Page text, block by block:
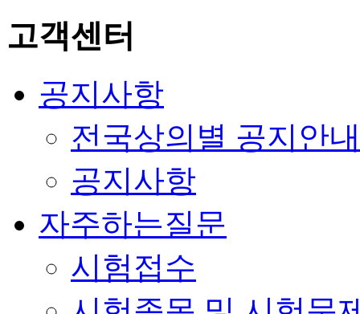
고객센터
공지사항
전국상의별 공지안내
공지사항
자주하는질문
시험접수